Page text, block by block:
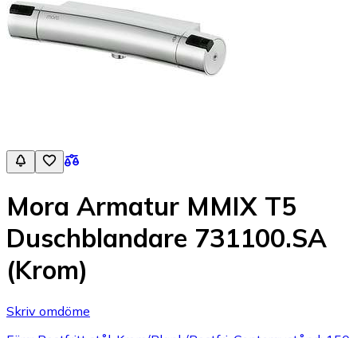
Mora Armatur MMIX T5
Duschblandare 731100.SA
(Krom)
Skriv omdöme